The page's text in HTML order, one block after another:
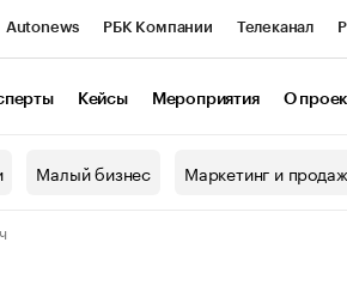
Autonews РБК Компании Телеканал
Кейсы Мероприятия О
Малый бизнес Маркетинг и